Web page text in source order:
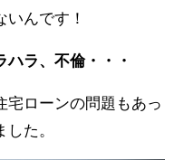
んです！
ラ、不倫・・・
宅ローンの問題もあっ
た。